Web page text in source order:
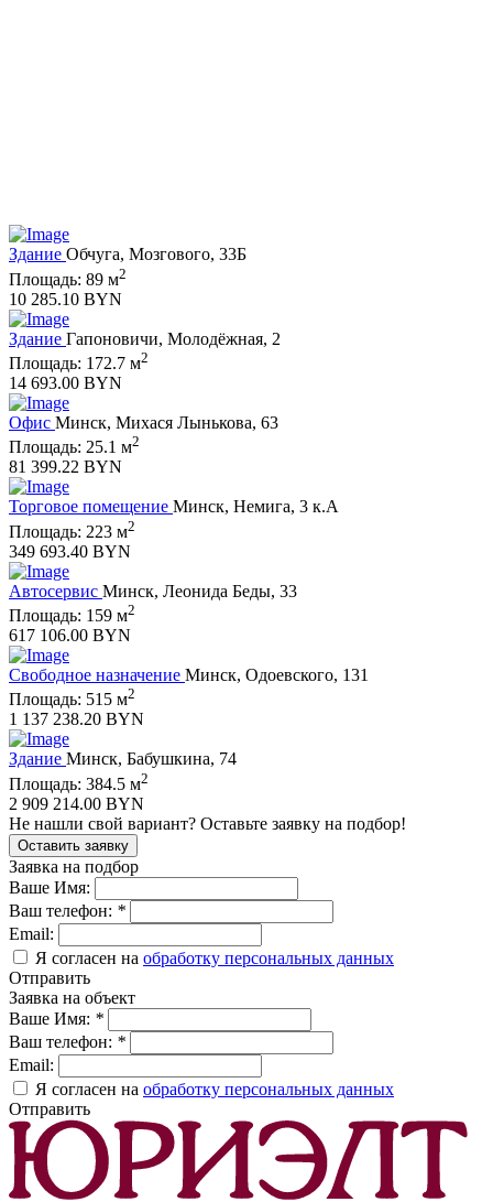
Здание Обчуга, Мозгового, 33Б
Площадь: 89 м2
10 285.10 BYN
Здание Гапоновичи, Молодёжная, 2
Площадь: 172.7 м2
14 693.00 BYN
Офис Минск, Михася Лынькова, 63
Площадь: 25.1 м2
81 399.22 BYN
Торговое помещение Минск, Немига, 3 к.А
Площадь: 223 м2
349 693.40 BYN
Автосервис Минск, Леонида Беды, 33
Площадь: 159 м2
617 106.00 BYN
Свободное назначение Минск, Одоевского, 131
Площадь: 515 м2
1 137 238.20 BYN
Здание Минск, Бабушкина, 74
Площадь: 384.5 м2
2 909 214.00 BYN
Не нашли свой вариант? Оставьте заявку на подбор!
Оставить заявку
Заявка на подбор
Ваше Имя:
Ваш телефон: *
Email:
Я согласен на обработку персональных данных
Отправить
Заявка на объект
Ваше Имя: *
Ваш телефон: *
Email:
Я согласен на обработку персональных данных
Отправить